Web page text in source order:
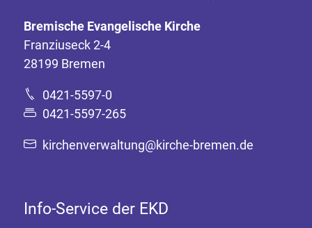
Bremische Evangelische Kirche
Franziuseck 2-4
28199 Bremen
0421-5597-0
0421-5597-265
kirchenverwaltung@kirche-bremen.de
Info-Service der EKD